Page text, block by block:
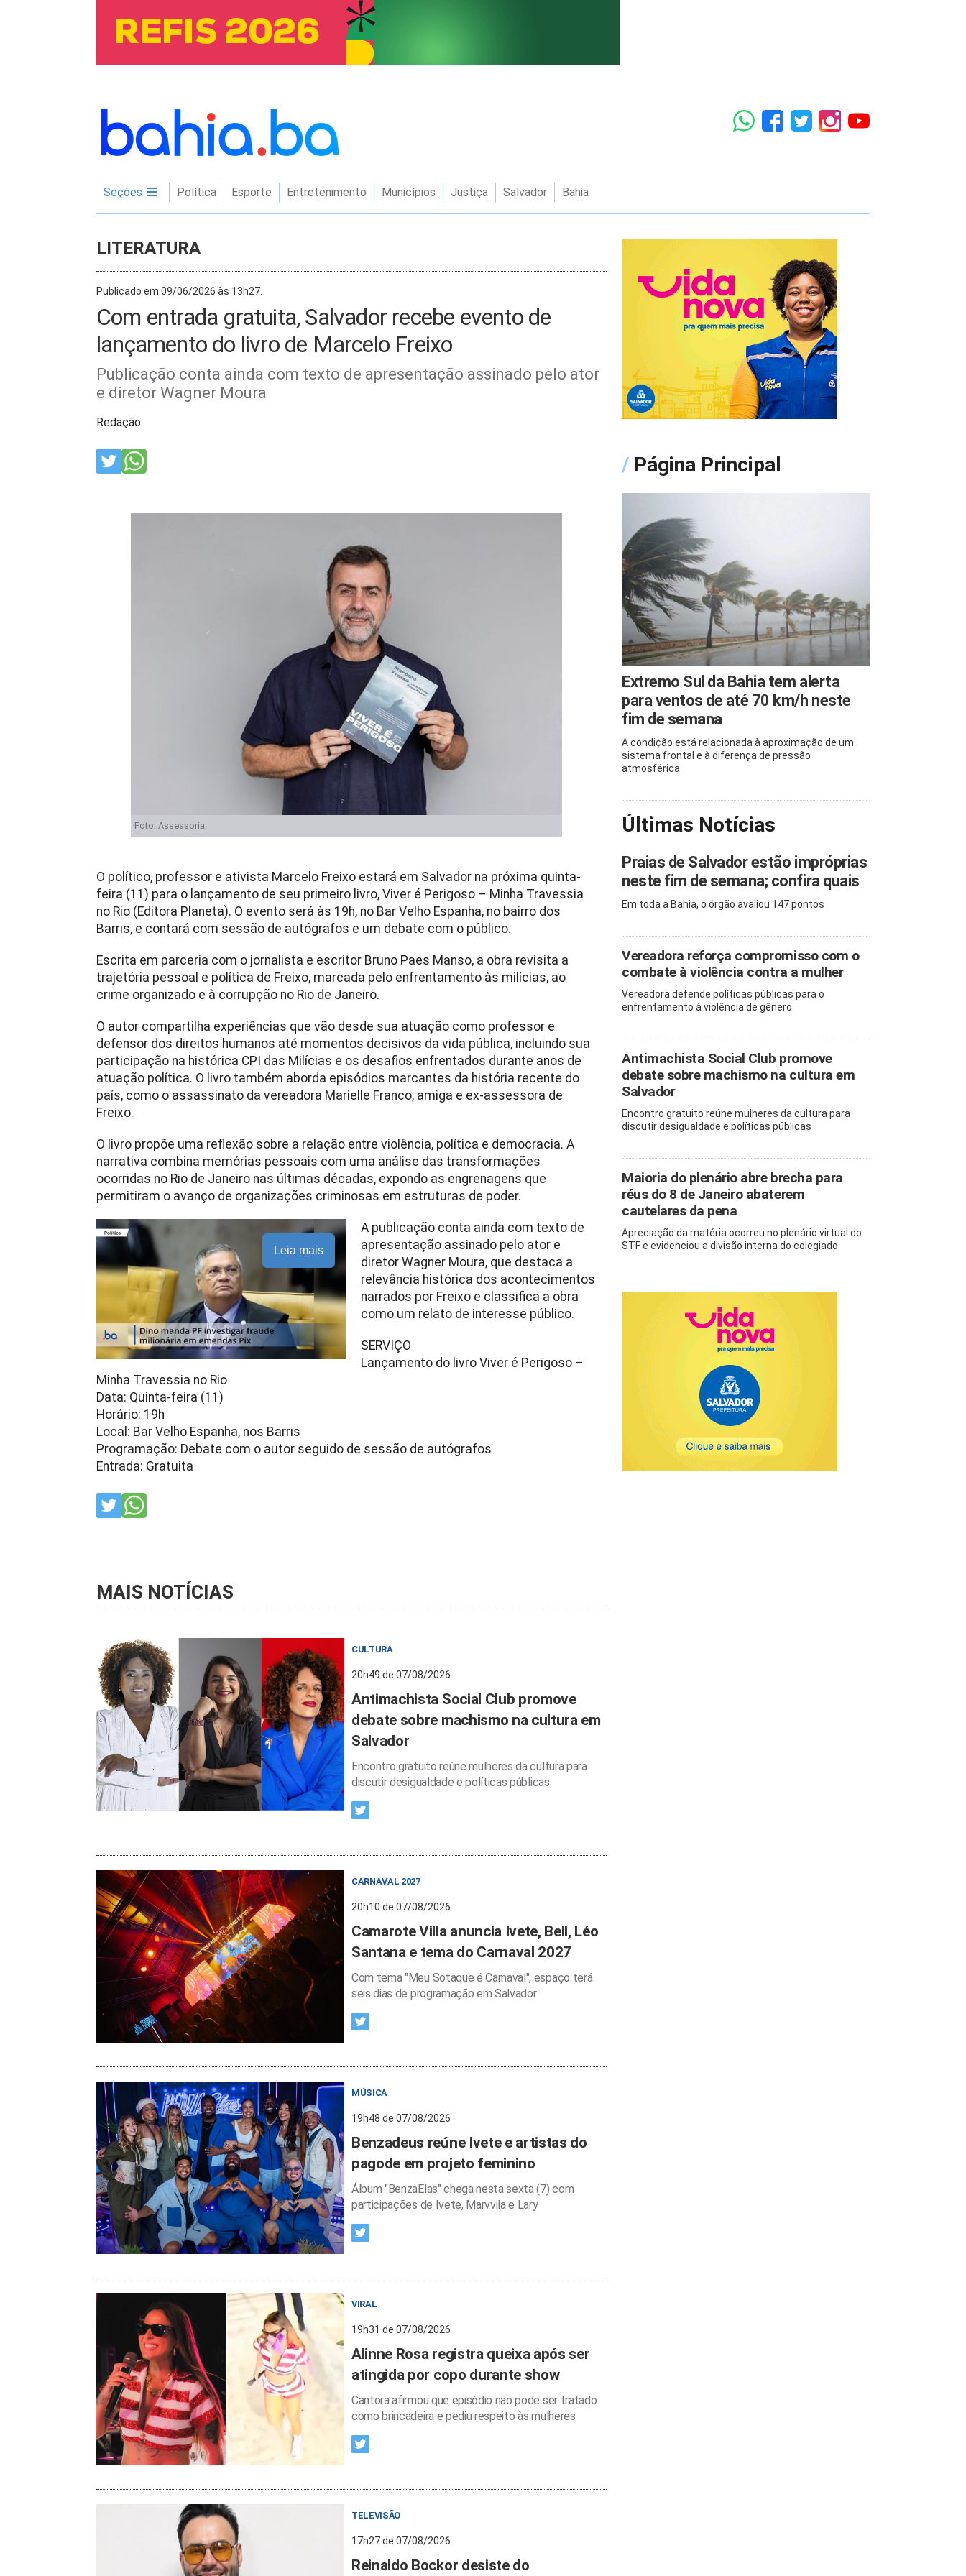
Seções Política Esporte Entretenimento Municípios Justiça Salvador Bahia
LITERATURA
Publicado em 09/06/2026 às 13h27.
Com entrada gratuita, Salvador recebe evento de
lançamento do livro de Marcelo Freixo
Publicação conta ainda com texto de apresentação assinado pelo ator
e diretor Wagner Moura
Redação
Foto: Assessoria
O político, professor e ativista Marcelo Freixo estará em Salvador na próxima quinta-
feira (11) para o lançamento de seu primeiro livro, Viver é Perigoso – Minha Travessia
no Rio (Editora Planeta). O evento será às 19h, no Bar Velho Espanha, no bairro dos
Barris, e contará com sessão de autógrafos e um debate com o público.
Escrita em parceria com o jornalista e escritor Bruno Paes Manso, a obra revisita a
trajetória pessoal e política de Freixo, marcada pelo enfrentamento às milícias, ao
crime organizado e à corrupção no Rio de Janeiro.
O autor compartilha experiências que vão desde sua atuação como professor e
defensor dos direitos humanos até momentos decisivos da vida pública, incluindo sua
participação na histórica CPI das Milícias e os desafios enfrentados durante anos de
atuação política. O livro também aborda episódios marcantes da história recente do
país, como o assassinato da vereadora Marielle Franco, amiga e ex-assessora de
Freixo.
O livro propõe uma reflexão sobre a relação entre violência, política e democracia. A
narrativa combina memórias pessoais com uma análise das transformações
ocorridas no Rio de Janeiro nas últimas décadas, expondo as engrenagens que
permitiram o avanço de organizações criminosas em estruturas de poder.
Leia mais
A publicação conta ainda com texto de
apresentação assinado pelo ator e
diretor Wagner Moura, que destaca a
relevância histórica dos acontecimentos
narrados por Freixo e classifica a obra
como um relato de interesse público.
SERVIÇO
Lançamento do livro Viver é Perigoso –
Minha Travessia no Rio
Data: Quinta-feira (11)
Horário: 19h
Local: Bar Velho Espanha, nos Barris
Programação: Debate com o autor seguido de sessão de autógrafos
Entrada: Gratuita
MAIS NOTÍCIAS
CULTURA
20h49 de 07/08/2026
Antimachista Social Club promove
debate sobre machismo na cultura em
Salvador
Encontro gratuito reúne mulheres da cultura para
discutir desigualdade e políticas públicas
CARNAVAL 2027
20h10 de 07/08/2026
Camarote Villa anuncia Ivete, Bell, Léo
Santana e tema do Carnaval 2027
Com tema "Meu Sotaque é Carnaval", espaço terá
seis dias de programação em Salvador
MÚSICA
19h48 de 07/08/2026
Benzadeus reúne Ivete e artistas do
pagode em projeto feminino
Álbum "BenzaElas" chega nesta sexta (7) com
participações de Ivete, Marvvila e Lary
VIRAL
19h31 de 07/08/2026
Alinne Rosa registra queixa após ser
atingida por copo durante show
Cantora afirmou que episódio não pode ser tratado
como brincadeira e pediu respeito às mulheres
TELEVISÃO
17h27 de 07/08/2026
Reinaldo Bockor desiste do
/ Página Principal
Extremo Sul da Bahia tem alerta
para ventos de até 70 km/h neste
fim de semana
A condição está relacionada à aproximação de um
sistema frontal e à diferença de pressão
atmosférica
Últimas Notícias
Praias de Salvador estão impróprias
neste fim de semana; confira quais
Em toda a Bahia, o órgão avaliou 147 pontos
Vereadora reforça compromisso com o
combate à violência contra a mulher
Vereadora defende políticas públicas para o
enfrentamento à violência de gênero
Antimachista Social Club promove
debate sobre machismo na cultura em
Salvador
Encontro gratuito reúne mulheres da cultura para
discutir desigualdade e políticas públicas
Maioria do plenário abre brecha para
réus do 8 de Janeiro abaterem
cautelares da pena
Apreciação da matéria ocorreu no plenário virtual do
STF e evidenciou a divisão interna do colegiado